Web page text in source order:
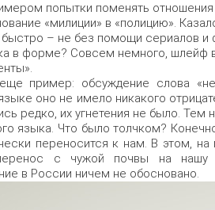
попытки поменять
«милиции» в «полицию».
– не без помощи сериалов и
в форме? Совсем немного, шлейф
пример: обсуждение слова
оно не имело никакого
редко, их угнетения не было. Тем
языка. Что было толчком?
переносится к нам. В этом,
с чужой почвы на нашу
в России ничем не обосновано.